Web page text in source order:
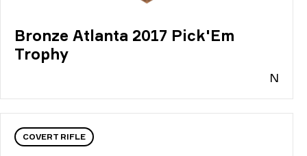
Bronze Atlanta 2017 Pick'Em
Trophy
N
COVERT RIFLE